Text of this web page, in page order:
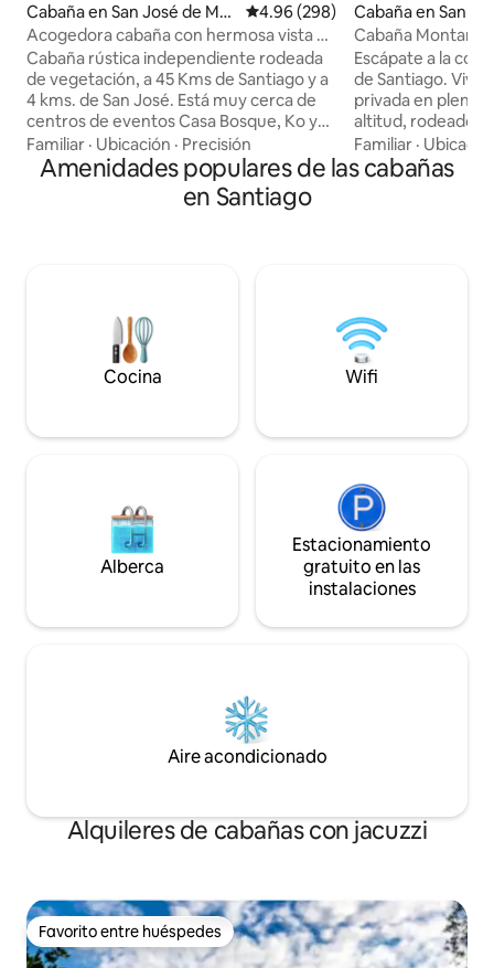
Cabaña en San José de Mai
po
Calificación promedio: 4.96 de
4.96 (298)
Acogedora cabaña con hermosa vista a
la cordillera
Cabaña rústica independiente rodeada
de vegetación, a 45 Kms de Santiago y a
4 kms. de San José. Está muy cerca de
centros de eventos Casa Bosque, Ko y
restaurantes. Tiene 2 dormitorios, el
principal con cama matrimonial y el
segundo con cama de plaza y media, un
futon el living con estufa a leña, y a gas.
estacionamiento.
Familiar · Ubicación · Precisión
Cabaña en San
po
Cabaña Montaña
Increíble
Escápate a la
de Santiago. Vive una experiencia
privada en plena
altitud, rodeado
y vistas increíbles
estadía incluye
vehículo 4x4
Familiar ·
Amenidades populares de las cabañas
en Santiago
Cocina Wifi
Alberca
Estacionamiento
gratuito en las
instalaciones
Aire acondicionado
Alquileres de cabañas con jacuzzi
Favorito entre huéspedes
Favorito entre huéspedes